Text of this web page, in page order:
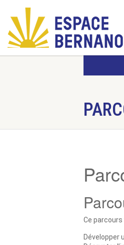
Ce parcours
Développer